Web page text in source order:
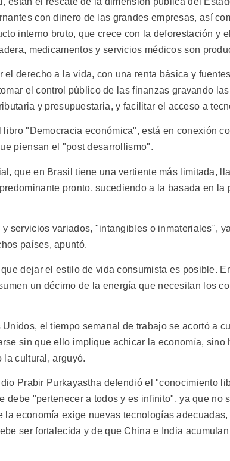
con dinero de las grandes empresas, así
interno bruto, que crece con la deforestación y
medicamentos y servicios médicos son
el derecho a la vida, con una renta básica y
el control público de las finanzas gravando
y presupuestaria, y facilitar el acceso a
libro "Democracia económica", está en conexión
piensan el "post desarrollismo".
que en Brasil tiene una vertiente más limitada,
pronto, sucediendo a la basada en la
servicios variados, "intangibles o inmateriales",
países, apuntó.
dejar el estilo de vida consumista es posible.
un décimo de la energía que necesitan los
Unidos, el tiempo semanal de trabajo se acortó a
sin que ello implique achicar la economía, sino
la cultural, arguyó.
Prabir Purkayastha defendió el "conocimiento
debe "pertenecer a todos y es infinito", ya que no
la economía exige nuevas tecnologías
ser fortalecida y de que China e India